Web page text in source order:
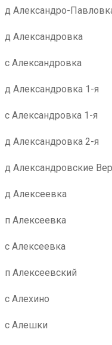
д Александро-
д Александровка
с Александровка
д Александровка 1-я
с Александровка 1-я
д Александровка 2-я
д Александровские
д Алексеевка
п Алексеевка
с Алексеевка
п Алексеевский
с Алехино
с Алешки